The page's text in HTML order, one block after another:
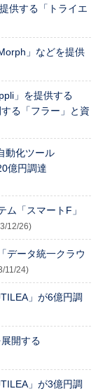
供する「トライエ
」などを提供
」を提供する
る「フラー」と資
動化ツール
億円調達
ム「スマートF」
12/26)
データ統一クラウ
11/24)
」が6億円調
開する
」が3億円調